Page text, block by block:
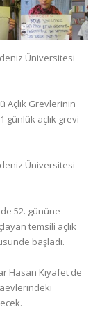
Üniversitesi
Açlık Grevlerinin
günlük açlık grevi
Üniversitesi
52. gününe
temsili açlık
başladı.
Hasan Kıyafet de